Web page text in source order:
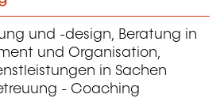
und -design, Beratung in
und Organisation,
in Sachen
- Coaching